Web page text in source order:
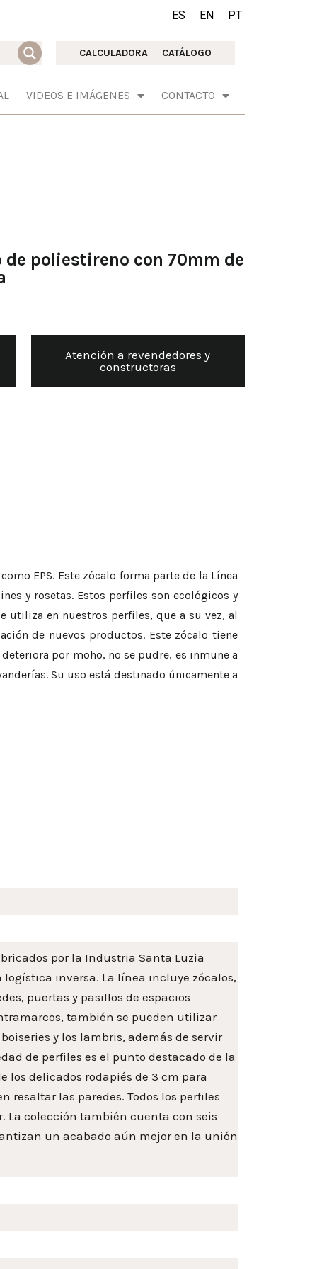
ES EN PT
CALCULADORA CATÁLOGO
VIDEOS E IMÁGENES CONTACTO
de poliestireno con 70mm de
Atención a revendedores y
constructoras
EPS. Este zócalo forma parte de la Línea
y rosetas. Estos perfiles son ecológicos y
utiliza en nuestros perfiles, que a su vez, al
de nuevos productos. Este zócalo tiene
por moho, no se pudre, es inmune a
Su uso está destinado únicamente a
por la Industria Santa Luzia
inversa. La línea incluye zócalos,
puertas y pasillos de espacios
también se pueden utilizar
y los lambris, además de servir
de perfiles es el punto destacado de la
los delicados rodapiés de 3 cm para
resaltar las paredes. Todos los perfiles
La colección también cuenta con seis
un acabado aún mejor en la unión